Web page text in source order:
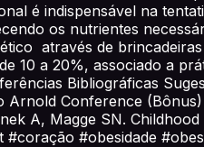
é indispensável na
os nutrientes
através de
a 20%, associado a
Bibliográficas
Conference
A, Magge SN.
#coração #obesidade